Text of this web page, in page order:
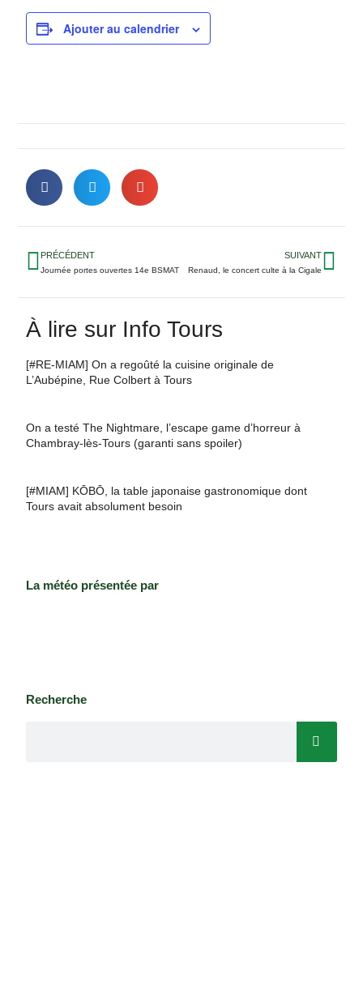
Ajouter au calendrier
PRÉCÉDENT
Journée portes ouvertes 14e BSMAT
SUIVANT
Renaud, le concert culte à la Cigale
À lire sur Info Tours
[#RE-MIAM] On a regoûté la cuisine originale de
L’Aubépine, Rue Colbert à Tours
On a testé The Nightmare, l’escape game d’horreur à
Chambray-lès-Tours (garanti sans spoiler)
[#MIAM] KŌBŌ, la table japonaise gastronomique dont
Tours avait absolument besoin
La météo présentée par
Recherche